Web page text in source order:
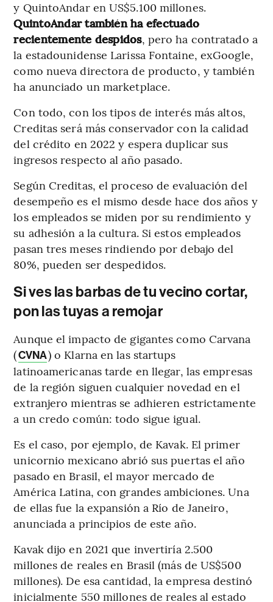
y QuintoAndar en US$5.100 millones.
QuintoAndar también ha efectuado
recientemente despidos, pero ha contratado a
la estadounidense Larissa Fontaine, exGoogle,
como nueva directora de producto, y también
ha anunciado un marketplace.
Con todo, con los tipos de interés más altos,
Creditas será más conservador con la calidad
del crédito en 2022 y espera duplicar sus
ingresos respecto al año pasado.
Según Creditas, el proceso de evaluación del
desempeño es el mismo desde hace dos años y
los empleados se miden por su rendimiento y
su adhesión a la cultura. Si estos empleados
pasan tres meses rindiendo por debajo del
80%, pueden ser despedidos.
Si ves las barbas de tu vecino cortar,
pon las tuyas a remojar
Aunque el impacto de gigantes como Carvana
(CVNA) o Klarna en las startups
latinoamericanas tarde en llegar, las empresas
de la región siguen cualquier novedad en el
extranjero mientras se adhieren estrictamente
a un credo común: todo sigue igual.
Es el caso, por ejemplo, de Kavak. El primer
unicornio mexicano abrió sus puertas el año
pasado en Brasil, el mayor mercado de
América Latina, con grandes ambiciones. Una
de ellas fue la expansión a Río de Janeiro,
anunciada a principios de este año.
Kavak dijo en 2021 que invertiría 2.500
millones de reales en Brasil (más de US$500
millones). De esa cantidad, la empresa destinó
inicialmente 550 millones de reales al estado